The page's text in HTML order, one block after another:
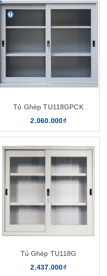
Tủ Ghép TU118GPCK
2.060.000₫
Tủ Ghép TU118G
2.437.000₫